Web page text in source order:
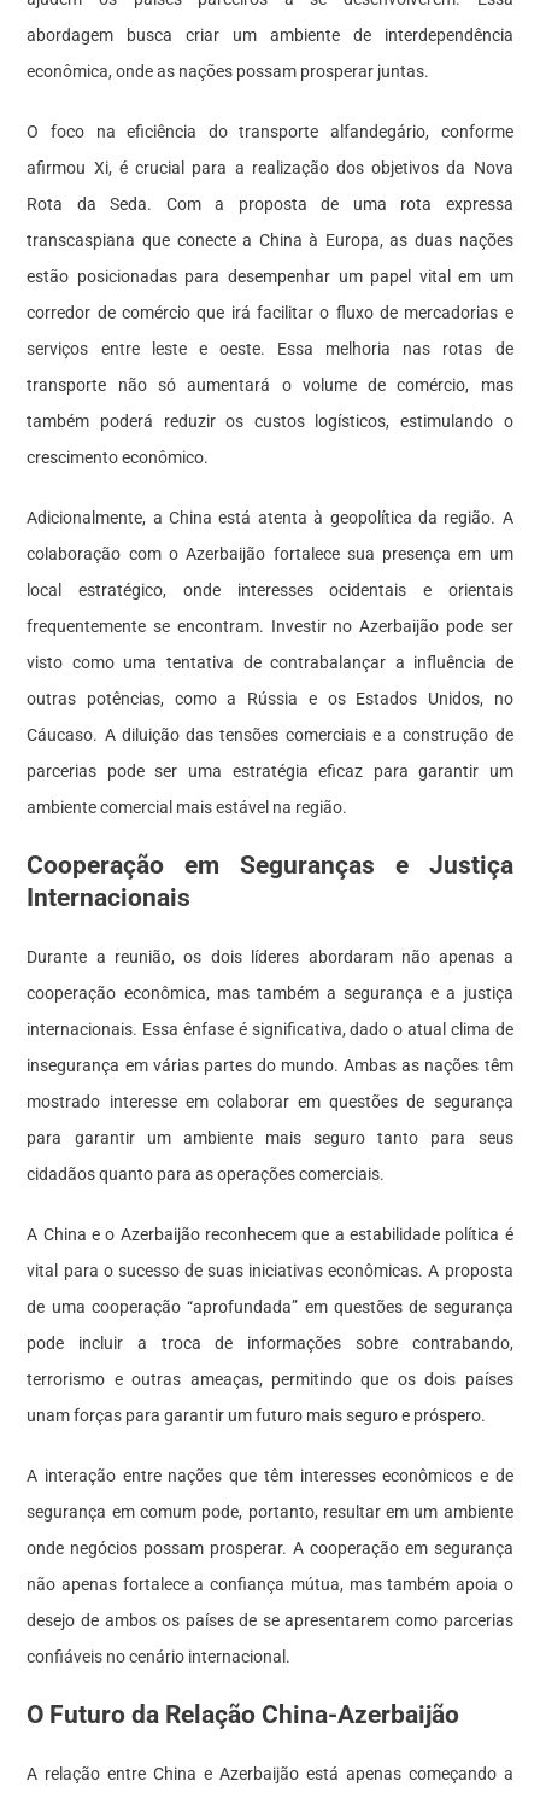
abordagem busca criar um ambiente de interdependência
econômica, onde as nações possam prosperar juntas.
O foco na eficiência do transporte alfandegário, conforme
afirmou Xi, é crucial para a realização dos objetivos da Nova
Rota da Seda. Com a proposta de uma rota expressa
transcaspiana que conecte a China à Europa, as duas nações
estão posicionadas para desempenhar um papel vital em um
corredor de comércio que irá facilitar o fluxo de mercadorias e
serviços entre leste e oeste. Essa melhoria nas rotas de
transporte não só aumentará o volume de comércio, mas
também poderá reduzir os custos logísticos, estimulando o
crescimento econômico.
Adicionalmente, a China está atenta à geopolítica da região. A
colaboração com o Azerbaijão fortalece sua presença em um
local estratégico, onde interesses ocidentais e orientais
frequentemente se encontram. Investir no Azerbaijão pode ser
visto como uma tentativa de contrabalançar a influência de
outras potências, como a Rússia e os Estados Unidos, no
Cáucaso. A diluição das tensões comerciais e a construção de
parcerias pode ser uma estratégia eficaz para garantir um
ambiente comercial mais estável na região.
Cooperação em Seguranças e Justiça
Internacionais
Durante a reunião, os dois líderes abordaram não apenas a
cooperação econômica, mas também a segurança e a justiça
internacionais. Essa ênfase é significativa, dado o atual clima de
insegurança em várias partes do mundo. Ambas as nações têm
mostrado interesse em colaborar em questões de segurança
para garantir um ambiente mais seguro tanto para seus
cidadãos quanto para as operações comerciais.
A China e o Azerbaijão reconhecem que a estabilidade política é
vital para o sucesso de suas iniciativas econômicas. A proposta
de uma cooperação “aprofundada” em questões de segurança
pode incluir a troca de informações sobre contrabando,
terrorismo e outras ameaças, permitindo que os dois países
unam forças para garantir um futuro mais seguro e próspero.
A interação entre nações que têm interesses econômicos e de
segurança em comum pode, portanto, resultar em um ambiente
onde negócios possam prosperar. A cooperação em segurança
não apenas fortalece a confiança mútua, mas também apoia o
desejo de ambos os países de se apresentarem como parcerias
confiáveis no cenário internacional.
O Futuro da Relação China-Azerbaijão
A relação entre China e Azerbaijão está apenas começando a